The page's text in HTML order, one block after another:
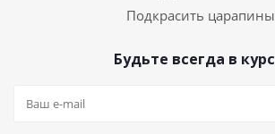
Подкрасить царапины
Будьте всегда в